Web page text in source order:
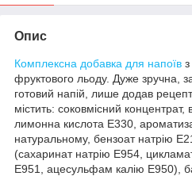
Опис
Комплексна добавка для напоїв
фруктового льоду. Дуже зручна,
готовий напій, лише додав
містить: соковмісний концентрат,
лимонна кислота Е330,
натуральному, бензоат натрію
(сахаринат натрію Е954,
Е951, ацесульфам калію Е950),